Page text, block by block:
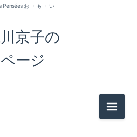
京子の
ページ
Pensées お ・ も ・ い
メニュ